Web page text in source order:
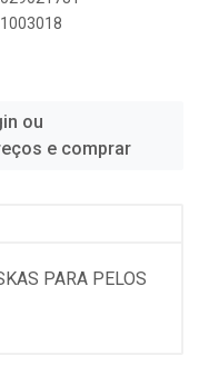
ou
e comprar
PARA PELOS